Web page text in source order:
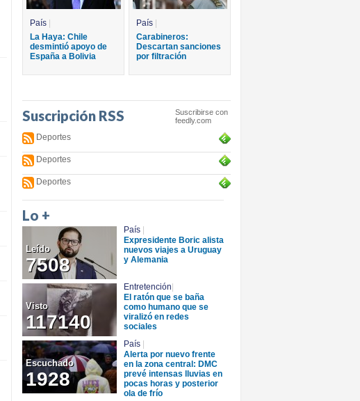
País
La Haya: Chile
desmintió apoyo de
España a Bolivia
País
Carabineros:
Descartan sanciones
por filtración
Suscripción RSS
Suscribirse con
feedly.com
Deportes
Deportes
Deportes
Lo +
Leído
7508
País
Expresidente Boric alista
nuevos viajes a Uruguay
y Alemania
Visto
117140
Entretención
El ratón que se baña
como humano que se
viralizó en redes
sociales
Escuchado
1928
País
Alerta por nuevo frente
en la zona central: DMC
prevé intensas lluvias en
pocas horas y posterior
ola de frío